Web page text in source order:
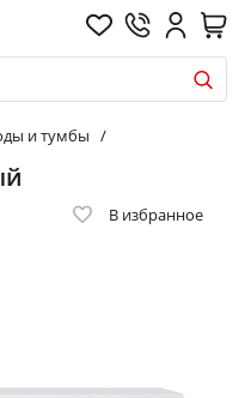
и тумбы
В избранное